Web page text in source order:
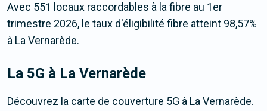
Avec 551 locaux raccordables à la fibre au 1er
trimestre 2026, le taux d'éligibilité fibre atteint 98,57%
à La Vernarède.
La 5G à La Vernarède
Découvrez la carte de couverture 5G à La Vernarède.